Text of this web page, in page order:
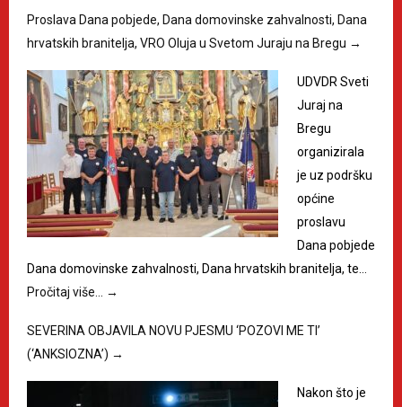
Proslava Dana pobjede, Dana domovinske zahvalnosti, Dana
hrvatskih branitelja, VRO Oluja u Svetom Juraju na Bregu →
UDVDR Sveti
Juraj na
Bregu
organizirala
je uz podršku
općine
proslavu
Dana pobjede
Dana domovinske zahvalnosti, Dana hrvatskih branitelja, te…
Pročitaj više…
→
SEVERINA OBJAVILA NOVU PJESMU ‘POZOVI ME TI’
(‘ANKSIOZNA’) →
Nakon što je